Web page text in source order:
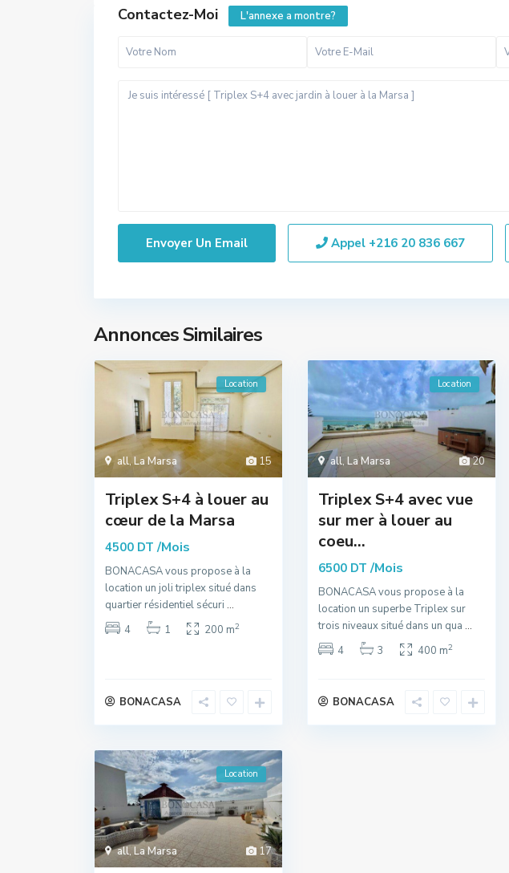
Contactez-Moi L'annexe a montre?
Appel +216 20 836 667
Annonces Similaires
15
all,La Marsa
Location
Triplex S+4 à louer au
cœur de la Marsa
4500 DT/Mois
BONACASA vous propose à la
location un joli triplex situé dans
quartier résidentiel sécuri ...
4
1 200 m2
BONACASA
20
all,La Marsa
Location
Triplex S+4 avec vue
sur mer à louer au
coeu...
6500 DT/Mois
BONACASA vous propose à la
location un superbe Triplex sur
trois niveaux situé dans un qua ...
4
3 400 m2
BONACASA
17
all, La Marsa
Location